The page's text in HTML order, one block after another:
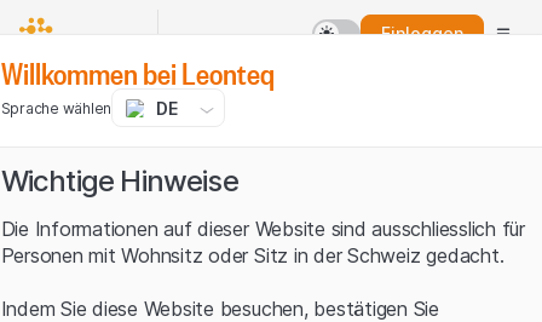
Einloggen
Willkommen bei Leonteq
Sprache wählen DE
Wichtige Hinweise
Die Informationen auf dieser Website sind ausschliesslich für
Personen mit Wohnsitz oder Sitz in der Schweiz gedacht.
Indem Sie diese Website besuchen, bestätigen Sie